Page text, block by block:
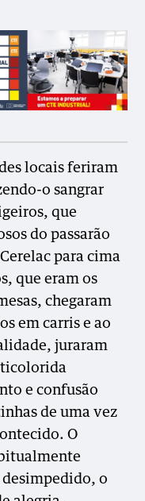
locais feriram
o sangrar
que
do passarão
para cima
que eram os
chegaram
em carris e ao
juraram
e confusão
de uma vez
O
desimpedido, o